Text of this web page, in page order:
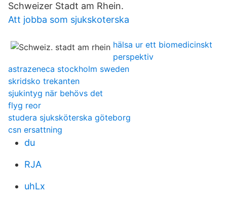
Schweizer Stadt am Rhein.
Att jobba som sjukskoterska
hälsa ur ett biomedicinskt
perspektiv
astrazeneca stockholm sweden
skridsko trekanten
sjukintyg när behövs det
flyg reor
studera sjuksköterska göteborg
csn ersattning
du
RJA
uhLx